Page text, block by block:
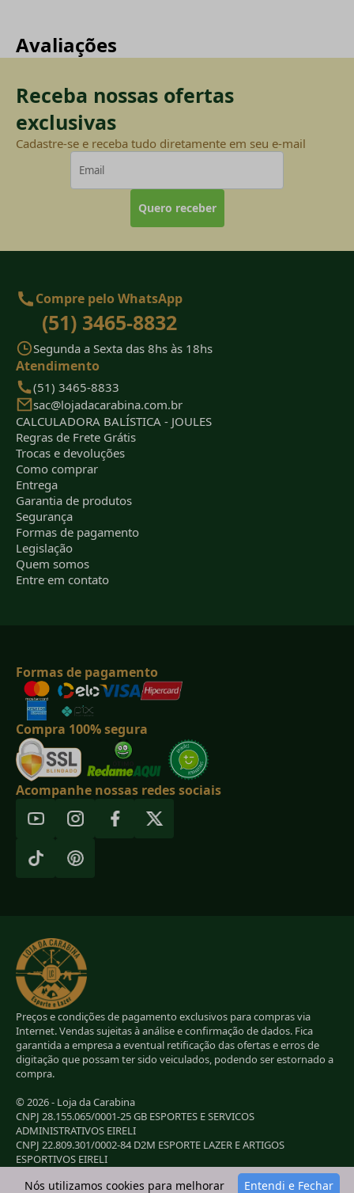
Avaliações
Receba nossas ofertas
exclusivas
Cadastre-se e receba tudo diretamente em seu e-mail
Quero receber
Compre pelo WhatsApp
(51) 3465-8832
Segunda a Sexta das 8hs às 18hs
Atendimento
(51) 3465-8833
sac@lojadacarabina.com.br
CALCULADORA BALÍSTICA - JOULES
Regras de Frete Grátis
Trocas e devoluções
Como comprar
Entrega
Garantia de produtos
Segurança
Formas de pagamento
Legislação
Quem somos
Entre em contato
Formas de pagamento
Compra 100% segura
Acompanhe nossas redes sociais
Preços e condições de pagamento exclusivos para compras via
Internet. Vendas sujeitas à análise e confirmação de dados. Fica
garantida a empresa a eventual retificação das ofertas e erros de
digitação que possam ter sido veiculados, podendo ser estornado a
compra.
© 2026 - Loja da Carabina
CNPJ 28.155.065/0001-25 GB ESPORTES E SERVICOS
ADMINISTRATIVOS EIRELI
CNPJ 22.809.301/0002-84 D2M ESPORTE LAZER E ARTIGOS
ESPORTIVOS EIRELI
CNPJ 38.283.264/0001-72 LC ESPORTES E LAZER LTDA
CNPJ 42.084.009/0001-78 2G E B ESPORTE E LAZER LTDAEntendi e Fechar
Nós utilizamos cookies para melhorar